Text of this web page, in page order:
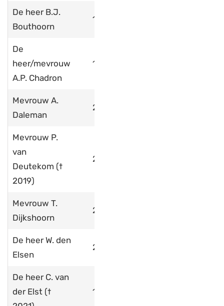
De heer B.J.
Bouthoorn
1998
De
heer/mevrouw
A.P. Chadron
1977
Mevrouw A.
Daleman
2025
Mevrouw P.
van
Deutekom (†
2019)
2008
Mevrouw T.
Dijkshoorn
2010
De heer W. den
Elsen
2013
De heer C. van
der Elst (†
1990